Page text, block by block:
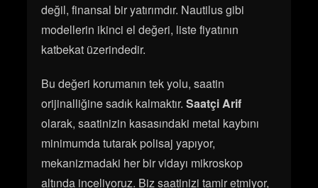
değil, finansal bir yatırımdır. Nautilus gibi
modellerin ikinci el değeri, liste fiyatının
katbekat üzerindedir.
Bu değeri korumanın tek yolu, saatin
orijinalliğine sadık kalmaktır. Saatçi Arif
olarak, saatinizin kasasındaki metal kaybını
minimumda tutarak polisaj yapıyor,
mekanizmadaki her bir vidayı mikroskop
altında inceliyoruz. Biz saatinizi tamir etmiyor,